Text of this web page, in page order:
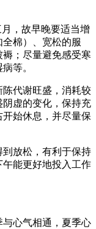
，故早晚要适当增
棉）、宽松的服
；尽量避免感受寒
病等。
代谢旺盛，消耗较
虚的变化，保持充
始休息，并尽量保
放松，有利于保持
能更好地投入工作
心气相通，夏季心